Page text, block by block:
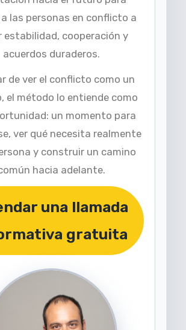
las personas en conflicto a
estabilidad, cooperación y
acuerdos duraderos.
de ver el conflicto como un
el método lo entiende como
un momento para
ver qué necesita realmente
y construir un camino
hacia adelante.
una llamada
gratuita